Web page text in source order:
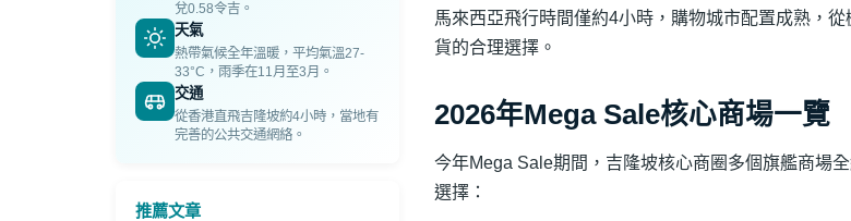
兌0.58令吉。
天氣
熱帶氣候全年溫暖，平均氣溫27-
33°C，雨季在11月至3月。
交通
從香港直飛吉隆坡約4小時，當地有
完善的公共交通網絡。
推薦文章
馬來西亞飛行時間僅約4小時，購物城市配置成熟，
貨的合理選擇。
2026年Mega Sale核心商場一覽
今年Mega Sale期間，吉隆坡核心商圈多個旗艦商場
選擇：